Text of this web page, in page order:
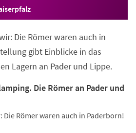
Die Römer waren auch in
gibt Einblicke in das
Lagern an Pader und Lippe.
Die Römer an Pader und
Die Römer waren auch in Paderborn!